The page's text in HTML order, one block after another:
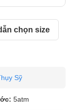
chọn size
Sỹ
5atm